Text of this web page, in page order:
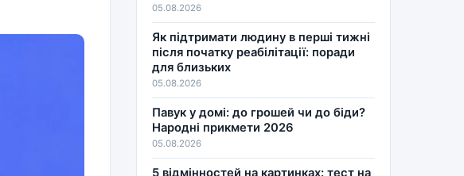
05.08.2026
Як підтримати людину в перші тижні
після початку реабілітації: поради
для близьких
05.08.2026
Павук у домі: до грошей чи до біди?
Народні прикмети 2026
05.08.2026
5 відмінностей на картинках: тест на